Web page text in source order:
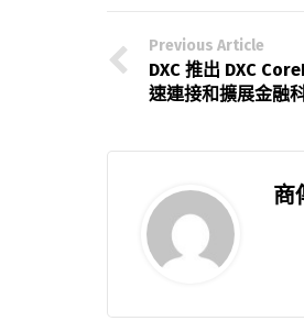
Previous Article
DXC 推出 DXC
速連接和擴展金融
商